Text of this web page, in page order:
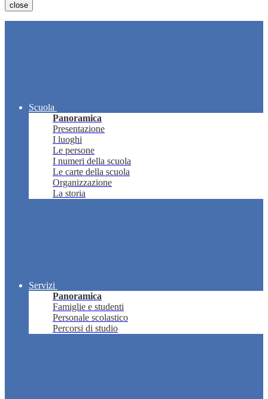
close
Scuola
Panoramica
Presentazione
I luoghi
Le persone
I numeri della scuola
Le carte della scuola
Organizzazione
La storia
Servizi
Panoramica
Famiglie e studenti
Personale scolastico
Percorsi di studio